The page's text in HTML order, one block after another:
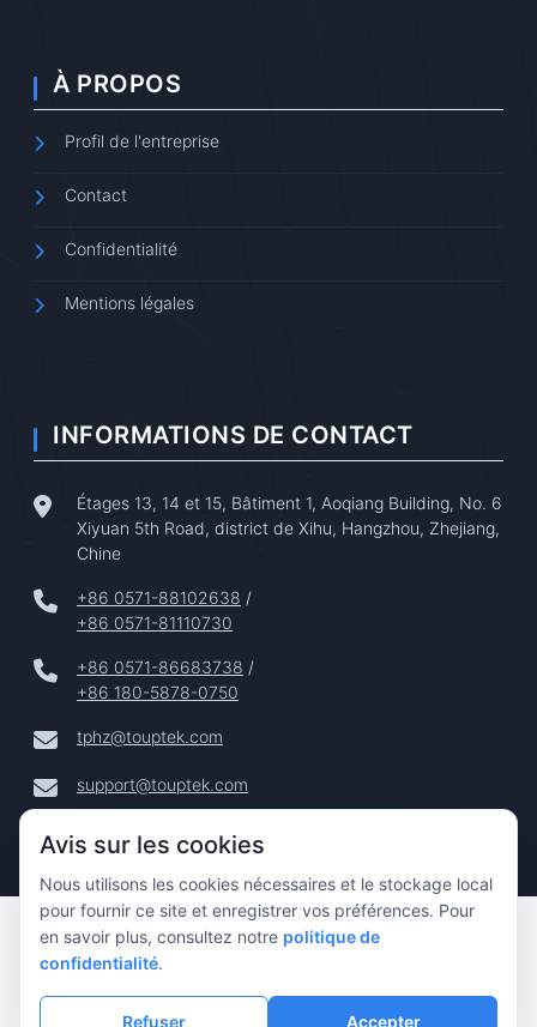
À PROPOS
Profil de l'entreprise
Contact
Confidentialité
Mentions légales
INFORMATIONS DE CONTACT
Étages 13, 14 et 15, Bâtiment 1, Aoqiang Building, No. 6
Xiyuan 5th Road, district de Xihu, Hangzhou, Zhejiang,
Chine
+86 0571-88102638 /
+86 0571-81110730
+86 0571-86683738 /
+86 180-5878-0750
tphz@touptek.com
support@touptek.com
Copyright © 2024–2026 Hangzhou ToupTek Photonics Co.,
Avis sur les cookies
Nous utilisons les cookies nécessaires et le stockage local
pour fournir ce site et enregistrer vos préférences. Pour
en savoir plus, consultez notre politique de
confidentialité.
Refuser Accepter